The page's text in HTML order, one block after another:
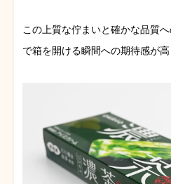
この上質な佇まいと確かな品質
で箱を開ける瞬間への期待感が高